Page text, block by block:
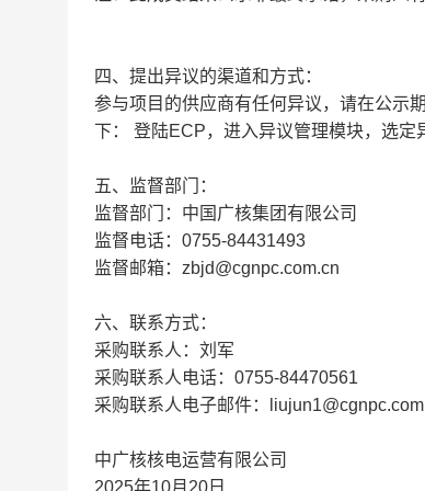
四、提出异议的渠道和方式：
参与项目的供应商有任何异议，请在公示
下： 登陆ECP，进入异议管理模块，选定
五、监督部门：
监督部门：中国广核集团有限公司
监督电话：0755-84431493
监督邮箱：zbjd@cgnpc.com.cn
六、联系方式：
采购联系人：刘军
采购联系人电话：0755-84470561
采购联系人电子邮件：
中广核核电运营有限公司
2025年10月20日